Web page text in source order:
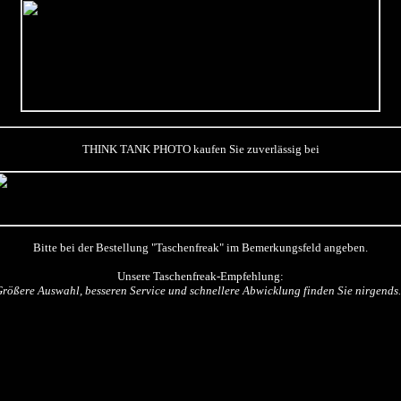
THINK TANK PHOTO kaufen Sie zuverlässig bei
Bitte bei der Bestellung "Taschenfreak" im Bemerkungsfeld angeben.
Unsere Taschenfreak-Empfehlung:
Auswahl, besseren Service und schnellere Abwicklung finden Sie